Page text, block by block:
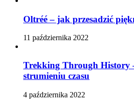
Oltréé – jak przesadzić
11 października 2022
Trekking Through History
strumieniu czasu
4 października 2022